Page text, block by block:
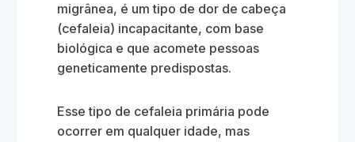
migrânea, é um tipo de dor de cabeça
(cefaleia) incapacitante, com base
biológica e que acomete pessoas
geneticamente predispostas.
Esse tipo de cefaleia primária pode
ocorrer em qualquer idade, mas